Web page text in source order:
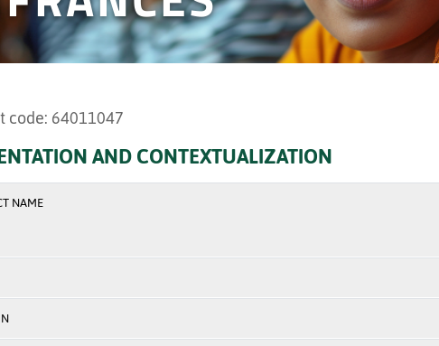
code: 64011047
AND CONTEXTUALIZATION
NAME